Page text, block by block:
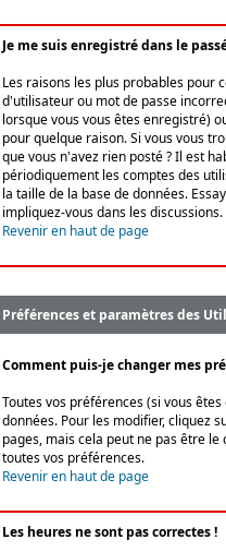
Je me suis enregistré dans le
Les raisons les plus probables pour
d'utilisateur ou mot de passe
lorsque vous vous êtes enregistré)
pour quelque raison. Si vous vous
que vous n'avez rien posté ? Il est
périodiquement les comptes des
la taille de la base de données.
impliquez-vous dans les discussions.
Revenir en haut de page
Préférences et paramètres des
Comment puis-je changer mes
Toutes vos préférences (si vous
données. Pour les modifier, cliquez
pages, mais cela peut ne pas être
toutes vos préférences.
Revenir en haut de page
Les heures ne sont pas correctes !